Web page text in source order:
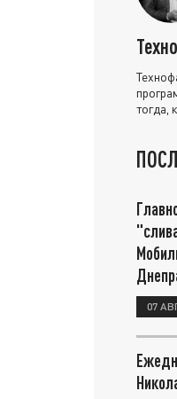
тогда,
07